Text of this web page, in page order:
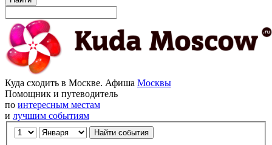
Куда сходить в Москве. Афиша Москвы
Помощник и путеводитель
по интересным местам
и лучшим событиям